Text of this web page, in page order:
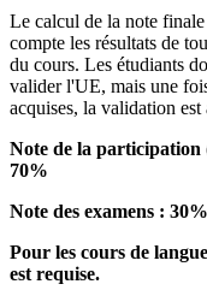
Le calcul de la note
compte les résultats de
du cours. Les étudiants
valider l'UE, mais une
acquises, la validation est
Note de la participation
70%
Note des examens : 30%
Pour les cours de
est requise.